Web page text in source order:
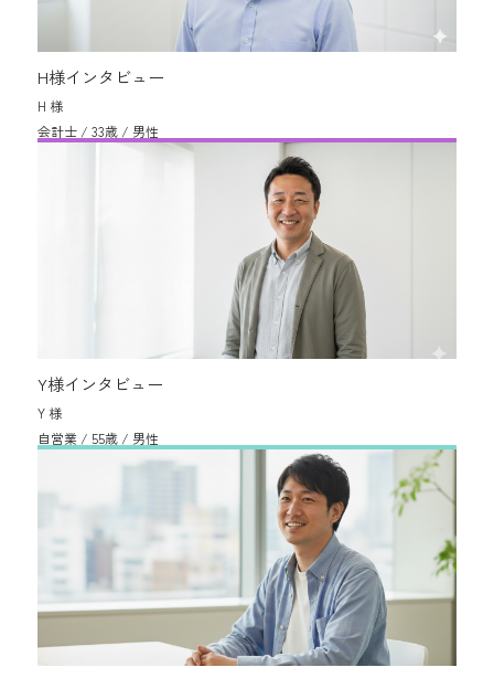
H様インタビュー
H 様
会計士 / 33歳 / 男性
Y様インタビュー
Y 様
自営業 / 55歳 / 男性